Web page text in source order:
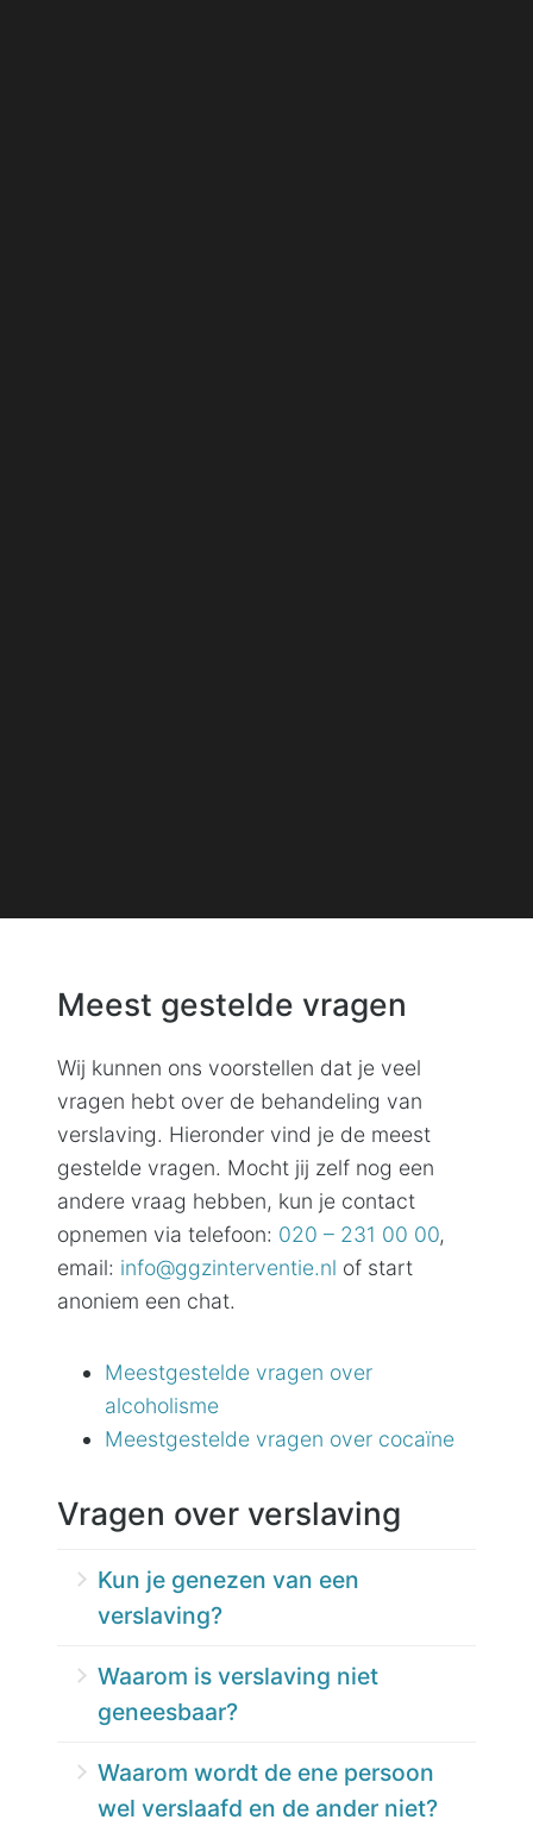
Meest gestelde vragen
Wij kunnen ons voorstellen dat je veel
vragen hebt over de behandeling van
verslaving. Hieronder vind je de meest
gestelde vragen. Mocht jij zelf nog een
andere vraag hebben, kun je contact
opnemen via telefoon: 020 – 231 00 00,
email: info@ggzinterventie.nl of start
anoniem een chat.
Meestgestelde vragen over
alcoholisme
Meestgestelde vragen over cocaïne
Vragen over verslaving
Kun je genezen van een
verslaving?
Nee. De ziekte verslaving is niet te
genezen. Wel is langdurig in herstel
blijven absoluut mogelijk. Je zal
echter nooit meer alcohol, drugs,
medicatie of een andere verslavende
Waarom is verslaving niet
geneesbaar?
Tijdens jouw gebruik hebben er
veranderingen in je brein
Waarom wordt de ene persoon
wel verslaafd en de ander niet?